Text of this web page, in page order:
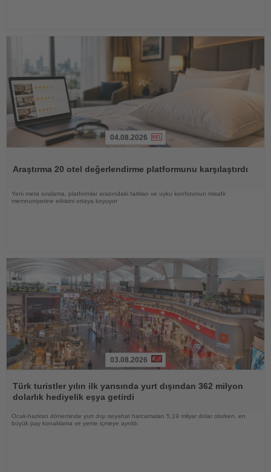
04.08.2026
Araştırma 20 otel değerlendirme platformunu karşılaştırdı
Yeni meta sıralama, platformlar arasındaki farkları ve uyku konforunun misafir
memnuniyetine etkisini ortaya koyuyor
Oku
03.08.2026
Türk turistler yılın ilk yarısında yurt dışından 362 milyon
dolarlık hediyelik eşya getirdi
Ocak-haziran döneminde yurt dışı seyahat harcamaları 5,19 milyar dolar olurken, en
büyük pay konaklama ve yeme içmeye ayrıldı